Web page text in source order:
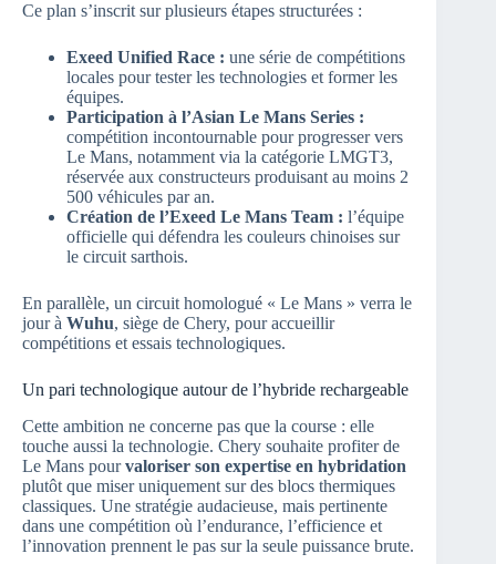
Ce plan s’inscrit sur plusieurs étapes structurées :
Exeed Unified Race : une série de compétitions
locales pour tester les technologies et former les
équipes.
Participation à l’Asian Le Mans Series :
compétition incontournable pour progresser vers
Le Mans, notamment via la catégorie LMGT3,
réservée aux constructeurs produisant au moins 2
500 véhicules par an.
Création de l’Exeed Le Mans Team : l’équipe
officielle qui défendra les couleurs chinoises sur
le circuit sarthois.
En parallèle, un circuit homologué « Le Mans » verra le
jour à Wuhu, siège de Chery, pour accueillir
compétitions et essais technologiques.
Un pari technologique autour de l’hybride rechargeable
Cette ambition ne concerne pas que la course : elle
touche aussi la technologie. Chery souhaite profiter de
Le Mans pourvaloriser son expertise en hybridation
plutôt que miser uniquement sur des blocs thermiques
classiques. Une stratégie audacieuse, mais pertinente
dans une compétition où l’endurance, l’efficience et
l’innovation prennent le pas sur la seule puissance brute.